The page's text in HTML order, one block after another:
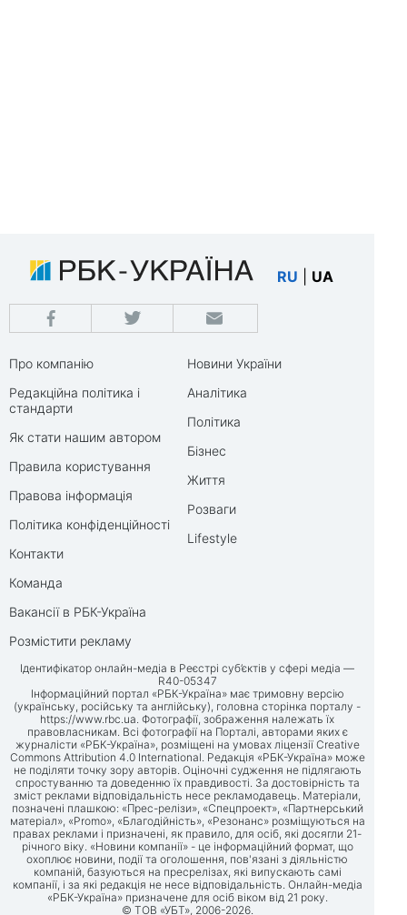
RU UA
Про компанію
Редакційна політика і
стандарти
Як стати нашим автором
Правила користування
Правова інформація
Політика конфіденційності
Контакти
Команда
Вакансії в РБК-Україна
Розмістити рекламу
Новини України
Аналітика
Політика
Бізнес
Життя
Розваги
Lifestyle
Ідентифікатор онлайн-медіа в Реєстрі суб’єктів у сфері медіа —
R40-05347
Інформаційний портал «РБК-Україна» має тримовну версію
(українську, російську та англійську), головна сторінка порталу -
https://www.rbc.ua. Фотографії, зображення належать їх
правовласникам. Всі фотографії на Порталі, авторами яких є
журналісти «РБК-Україна», розміщені на умовах ліцензії Creative
Commons Attribution 4.0 International. Редакція «РБК-Україна» може
не поділяти точку зору авторів. Оціночні судження не підлягають
спростуванню та доведенню їх правдивості. За достовірність та
зміст реклами відповідальність несе рекламодавець. Матеріали,
позначені плашкою: «Прес-релізи», «Спецпроект», «Партнерський
матеріал», «Promo», «Благодійність», «Резонанс» розміщуються на
правах реклами і призначені, як правило, для осіб, які досягли 21-
річного віку. «Новини компанії» - це інформаційний формат, що
охоплює новини, події та оголошення, пов'язані з діяльністю
компаній, базуються на пресрелізах, які випускають самі
компанії, і за які редакція не несе відповідальність. Онлайн-медіа
«РБК-Україна» призначене для осіб віком від 21 року.
© ТОВ «УБТ», 2006-2026.